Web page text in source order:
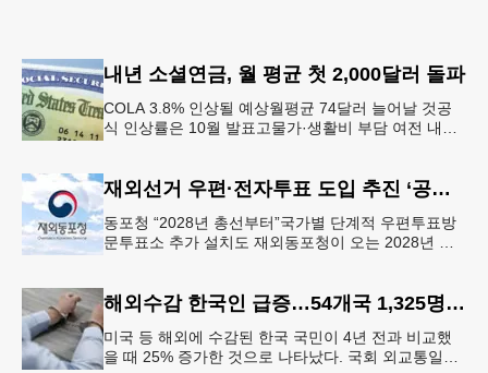
내년 소셜연금, 월 평균 첫 2,000달러 돌파
COLA 3.8% 인상될 예상월평균 74달러 늘어날 것공
식 인상률은 10월 발표고물가·생활비 부담 여전 내년
재외선거 우편·전자투표 도입 추진 ‘공식화’
동포청 “2028년 총선부터”국가별 단계적 우편투표방
문투표소 추가 설치도 재외동포청이 오는 2028년 재
해외수감 한국인 급증…54개국 1,325명 25%↑
미국 등 해외에 수감된 한국 국민이 4년 전과 비교했
을 때 25% 증가한 것으로 나타났다. 국회 외교통일위